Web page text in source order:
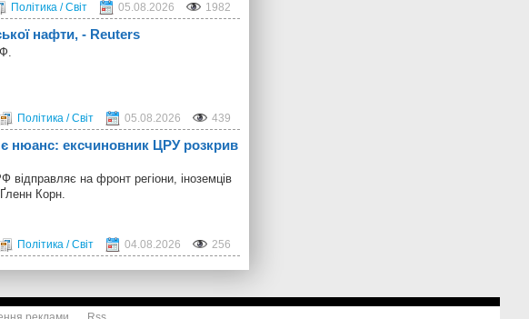
Політика / Світ 05.08.2026 1982
нафти, - Reuters
Політика / Світ 05.08.2026 439
є нюанс: ексчиновник ЦРУ розкрив
відправляє на фронт регіони, іноземців
Корн.
Політика / Світ 04.08.2026 256